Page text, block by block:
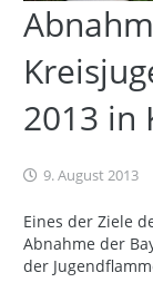
2013 in
9. August 2013
Eines der Ziele
Abnahme der
der